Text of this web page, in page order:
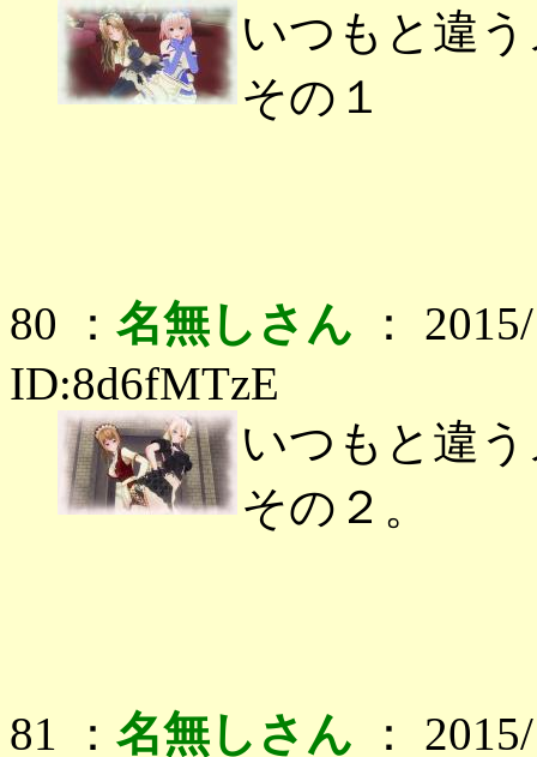
いつもと違
その１
80 ： 名無しさん ：
ID:8d6fMTzE
いつもと違
その２。
81 ： 名無しさん ：